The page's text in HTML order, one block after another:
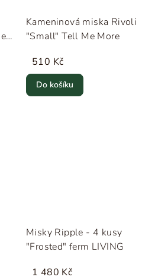
Kameninová miska Rivoli
"Small" Tell Me More
510 Kč
Do košíku
Misky Ripple - 4 kusy
"Frosted" ferm LIVING
1 480 Kč